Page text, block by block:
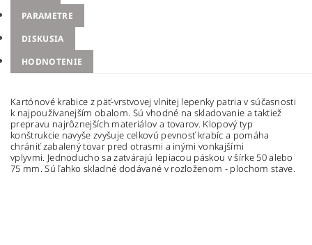
PARAMETRE
DISKUSIA
HODNOTENIE
Kartónové krabice z päť-vrstvovej vlnitej lepenky patria v súčasnosti
k najpoužívanejším obalom. Sú vhodné na skladovanie a taktiež
prepravu najrôznejších materiálov a tovarov. Klopový typ
konštrukcie navyše zvyšuje celkovú pevnosť krabíc a pomáha
chrániť zabalený tovar pred otrasmi a inými vonkajšími
vplyvmi. Jednoducho sa zatvárajú lepiacou páskou v šírke 50 alebo
75 mm. Sú ľahko skladné dodávané v rozloženom - plochom stave.